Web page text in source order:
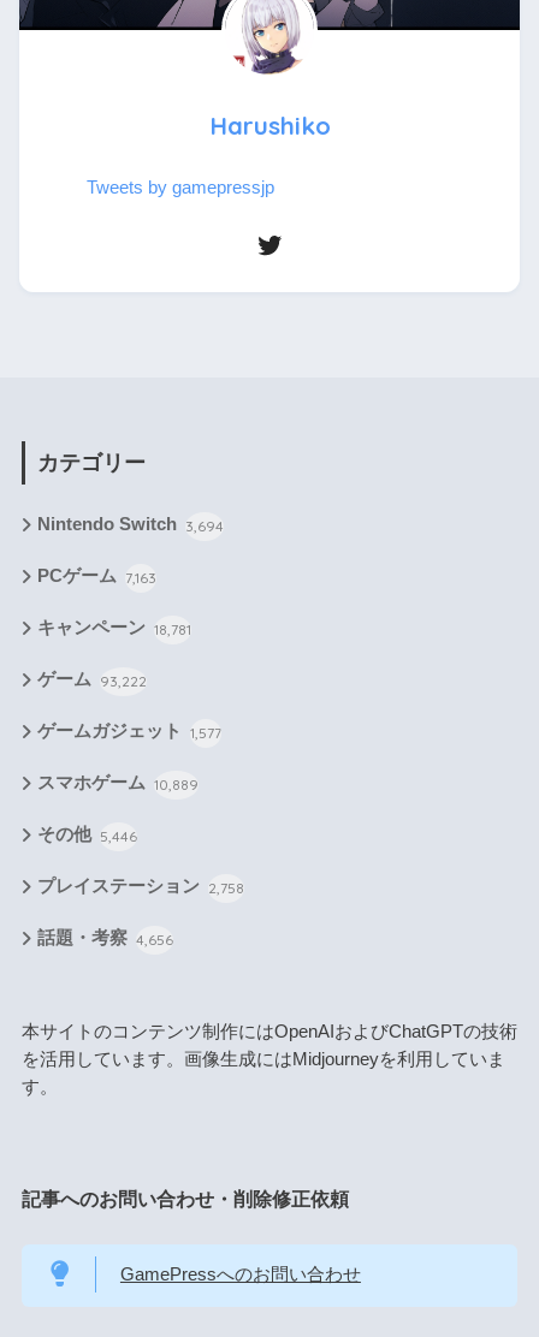
Harushiko
Tweets by gamepressjp
カテゴリー
Nintendo Switch 3,694
PCゲーム 7,163
キャンペーン 18,781
ゲーム 93,222
ゲームガジェット 1,577
スマホゲーム 10,889
その他 5,446
プレイステーション 2,758
話題・考察 4,656
本サイトのコンテンツ制作にはOpenAIおよびChatGPTの技術
を活用しています。画像生成にはMidjourneyを利用していま
す。
記事へのお問い合わせ・削除修正依頼
GamePressへのお問い合わせ